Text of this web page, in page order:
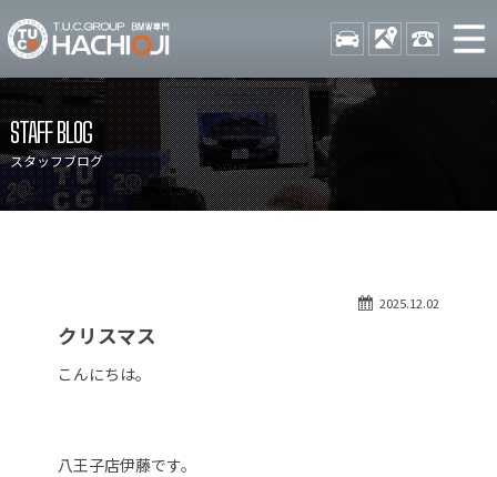
TUCグループ BMW専門 八
STOCK ACCESS 042-
ニュース
在庫リスト
目玉車両一覧
保証＆サービス
アクセスマップ
自動車保険
STAFF BLOG
スタッフブログ
2025.12.02
クリスマス
こんにちは。
八王子店伊藤です。